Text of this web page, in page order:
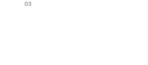
03